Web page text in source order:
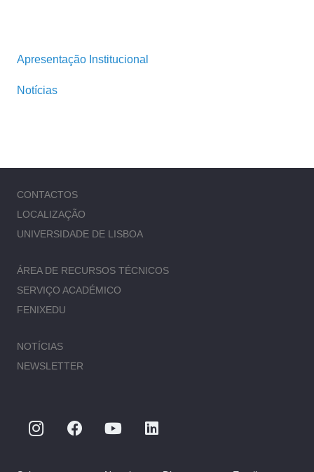
Apresentação Institucional
Notícias
CONTACTOS
LOCALIZAÇÃO
UNIVERSIDADE DE LISBOA
ÁREA DE RECURSOS TÉCNICOS
SERVIÇO ACADÉMICO
FENIXEDU
NOTÍCIAS
NEWSLETTER